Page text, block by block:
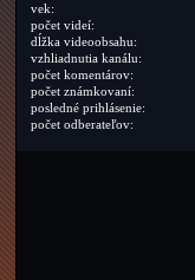
vek:
počet videí:
dĺžka videoobsahu:
vzhliadnutia kanálu:
počet komentárov:
počet známkovaní:
posledné prihlásenie:
počet odberateľov: